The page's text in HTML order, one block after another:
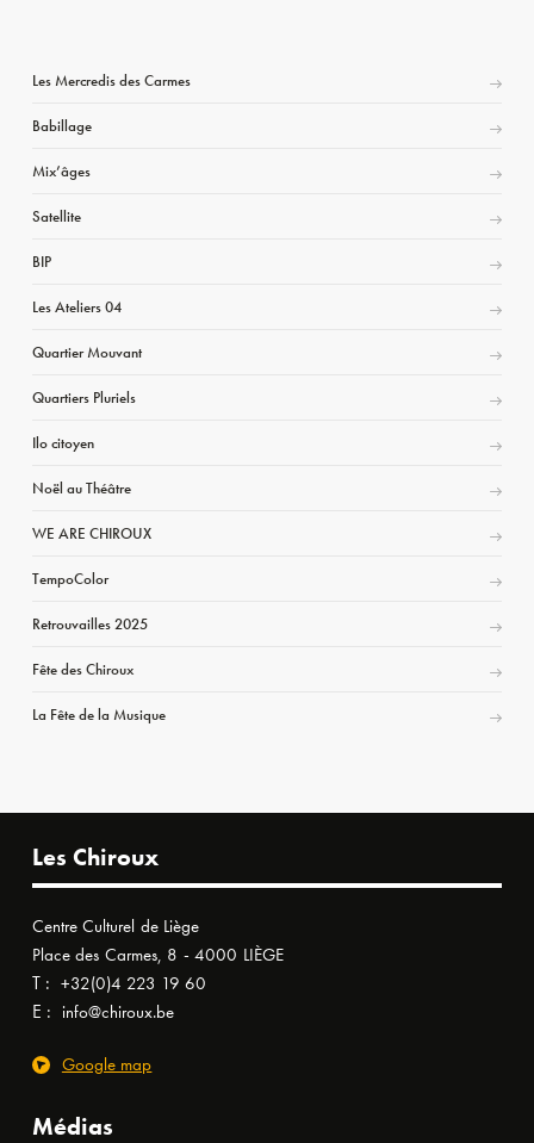
Les Mercredis des Carmes
Babillage
Mix’âges
Satellite
BIP
Les Ateliers 04
Quartier Mouvant
Quartiers Pluriels
Ilo citoyen
Noël au Théâtre
WE ARE CHIROUX
TempoColor
Retrouvailles 2025
Fête des Chiroux
La Fête de la Musique
Les Chiroux
Centre Culturel de Liège
Place des Carmes, 8 - 4000 LIÈGE
T : +32(0)4 223 19 60
E : info@chiroux.be
Google map
Médias